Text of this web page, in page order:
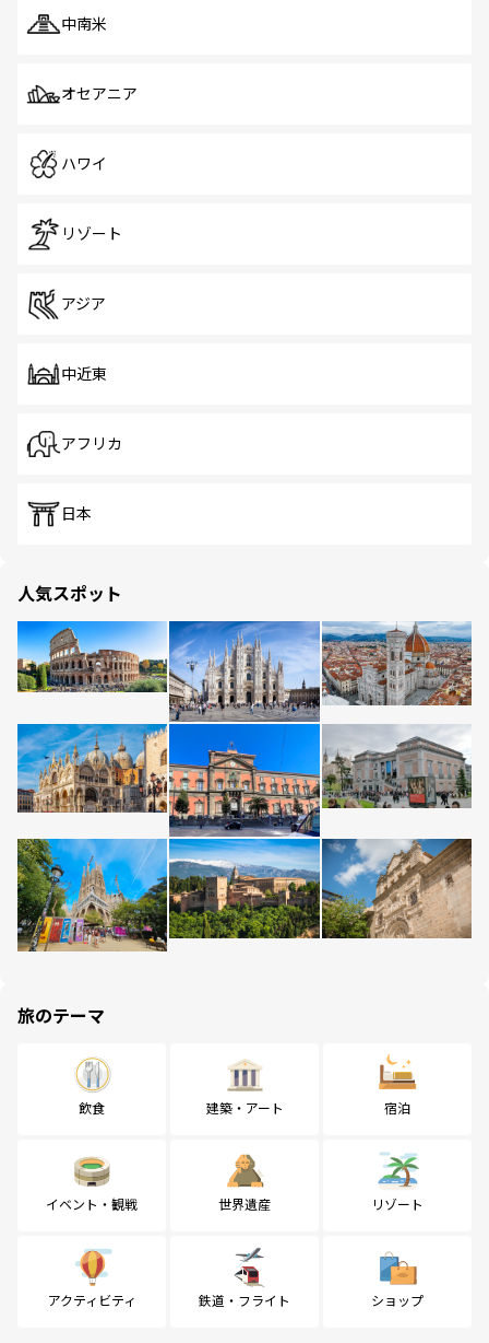
中南米
オセアニア
ハワイ
リゾート
アジア
中近東
アフリカ
日本
人気スポット
旅のテーマ
飲食 建築・アート 宿泊
イベント・観戦 世界遺産 リゾート
アクティビティ 鉄道・フライト ショップ